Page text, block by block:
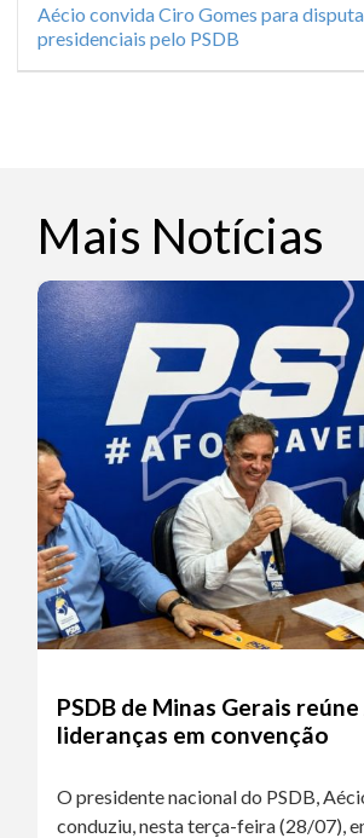
Aécio convida Ciro Gomes para
presidenciais pelo PSDB
Mais Notícias
PSDB de Minas Gerais
lideranças em convenção
O presidente nacional do PSDB,
conduziu, nesta terça-feira (28/07),